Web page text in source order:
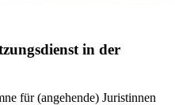
in der
für (angehende) Juristinnen